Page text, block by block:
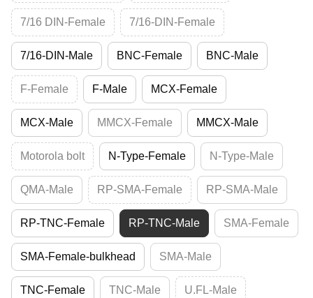
7/16 DIN-Female 7/16-DIN-Female
7/16-DIN-Male BNC-Female BNC-Male
F-Female F-Male MCX-Female
MCX-Male MMCX-Female MMCX-Male
Motorola bolt N-Type-Female N-Type-Male
QMA-Male RP-SMA-Female RP-SMA-Male
RP-TNC-Female RP-TNC-Male SMA-Female
SMA-Female-bulkhead SMA-Male
TNC-Female TNC-Male U.FL-Male